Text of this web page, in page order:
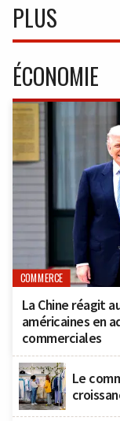
PLUS
ÉCONOMIE
COMMERCE
La Chine réagit
américaines en
commerciales
Le